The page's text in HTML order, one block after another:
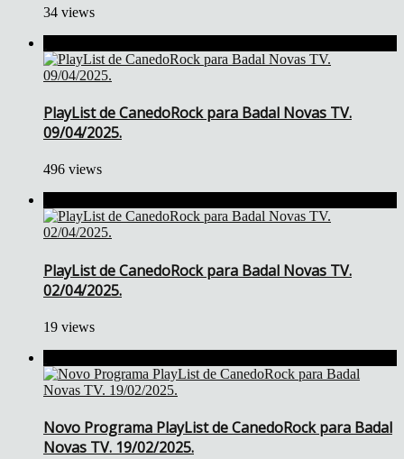
34 views
PlayList de CanedoRock para Badal Novas TV.
09/04/2025.
496 views
PlayList de CanedoRock para Badal Novas TV.
02/04/2025.
19 views
Novo Programa PlayList de CanedoRock para Badal
Novas TV. 19/02/2025.